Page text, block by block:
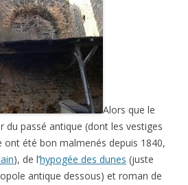
Alors que le
du passé antique (dont les vestiges
ont été bon malmenés depuis 1840,
), de l’hypogée des dunes (juste
antique dessous) et roman de